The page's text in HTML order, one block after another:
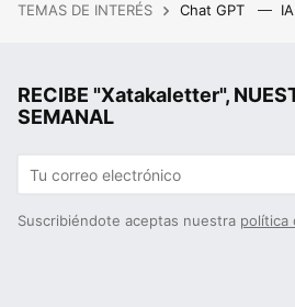
TEMAS DE INTERÉS Chat GPT
RECIBE "Xatakaletter",
SEMANAL
Suscribiéndote aceptas nuestra política